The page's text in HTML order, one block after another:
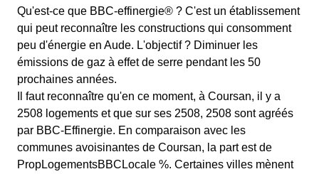
Qu'est-ce que BBC-effinergie® ? C'est un établissement
qui peut reconnaître les constructions qui consomment
peu d'énergie en Aude. L'objectif ? Diminuer les
émissions de gaz à effet de serre pendant les 50
prochaines années.
Il faut reconnaître qu'en ce moment, à Coursan, il y a
2508 logements et que sur ses 2508, 2508 sont agréés
par BBC-Effinergie. En comparaison avec les
communes avoisinantes de Coursan, la part est de
PropLogementsBBCLocale %. Certaines villes mènent